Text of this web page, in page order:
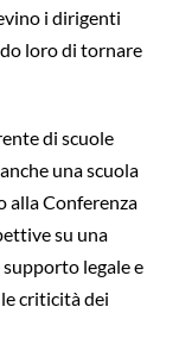
i dirigenti
loro di tornare
di scuole
una scuola
alla Conferenza
su una
supporto legale e
criticità dei